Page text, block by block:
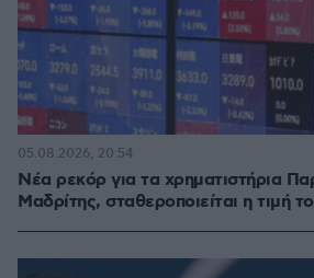
Νέα ρεκόρ για τα χρηματιστήρια
Μαδρίτης, σταθεροποιείται η τιμή
05.08.2026, 20:54